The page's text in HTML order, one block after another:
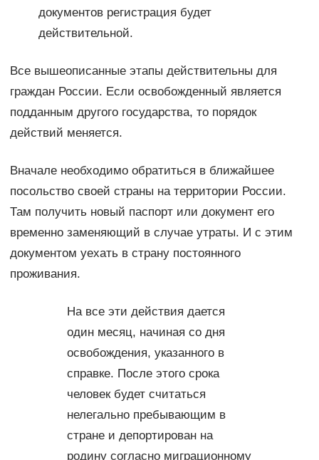
документов регистрация будет
действительной.
Все вышеописанные этапы действительны для
граждан России. Если освобожденный является
подданным другого государства, то порядок
действий меняется.
Вначале необходимо обратиться в ближайшее
посольство своей страны на территории России.
Там получить новый паспорт или документ его
временно заменяющий в случае утраты. И с этим
документом уехать в страну постоянного
проживания.
На все эти действия дается
один месяц, начиная со дня
освобождения, указанного в
справке. После этого срока
человек будет считаться
нелегально пребывающим в
стране и депортирован на
родину согласно миграционному